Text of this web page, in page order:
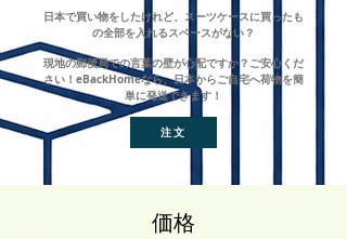
日本で買い物をしたけれど、スーツケースに買ったも
の全部を入れるスペースがない？
現地の郵便局での言葉の壁が心配ですか？ご安心くだ
さい！eBackHomeなら、日本からご自宅へ荷物を簡
単に発送できます！
注文
価格